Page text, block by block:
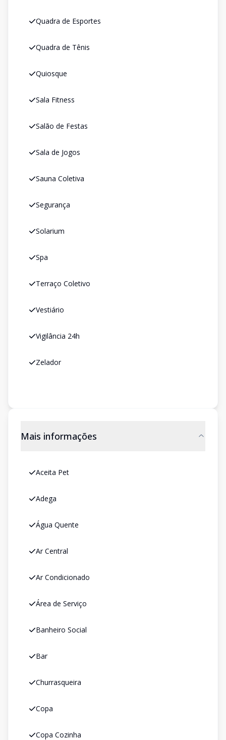
Quadra de Esportes
Quadra de Tênis
Quiosque
Sala Fitness
Salão de Festas
Sala de Jogos
Sauna Coletiva
Segurança
Solarium
Spa
Terraço Coletivo
Vestiário
Vigilância 24h
Zelador
Mais informações
Aceita Pet
Adega
Água Quente
Ar Central
Ar Condicionado
Área de Serviço
Banheiro Social
Bar
Churrasqueira
Copa
Copa Cozinha